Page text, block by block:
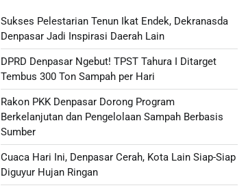
Sukses Pelestarian Tenun Ikat Endek, Dekranasda
Denpasar Jadi Inspirasi Daerah Lain
DPRD Denpasar Ngebut! TPST Tahura I Ditarget
Tembus 300 Ton Sampah per Hari
Rakon PKK Denpasar Dorong Program
Berkelanjutan dan Pengelolaan Sampah Berbasis
Sumber
Cuaca Hari Ini, Denpasar Cerah, Kota Lain Siap-Siap
Diguyur Hujan Ringan